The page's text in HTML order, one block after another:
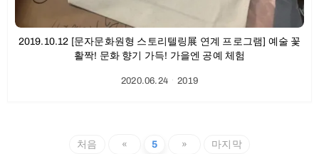
2019.10.12 [문자문화원형 스토리텔링展 연계 프로그램] 예술 꽃
활짝! 문화 향기 가득! 가을엔 공예 체험
2020.06.24ㆍ2019
처음 « 5 » 마지막